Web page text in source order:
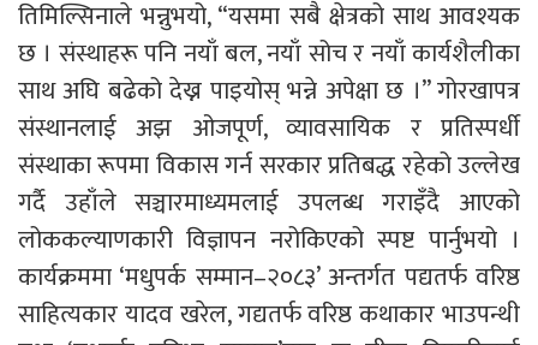
तिमिल्सिनाले भन्नुभयो, “यसमा सबै क्षेत्रको साथ आवश्यक
छ । संस्थाहरू पनि नयाँ बल, नयाँ सोच र नयाँ कार्यशैलीका
साथ अघि बढेको देख्न पाइयोस् भन्ने अपेक्षा छ ।” गोरखापत्र
संस्थानलाई अझ ओजपूर्ण, व्यावसायिक र प्रतिस्पर्धी
संस्थाका रूपमा विकास गर्न सरकार प्रतिबद्ध रहेको उल्लेख
गर्दै उहाँले सञ्चारमाध्यमलाई उपलब्ध गराइँदै आएको
लोककल्याणकारी विज्ञापन नरोकिएको स्पष्ट पार्नुभयो ।
कार्यक्रममा ‘मधुपर्क सम्मान–२०८३’ अन्तर्गत पद्यतर्फ वरिष्ठ
साहित्यकार यादव खरेल, गद्यतर्फ वरिष्ठ कथाकार भाउपन्थी